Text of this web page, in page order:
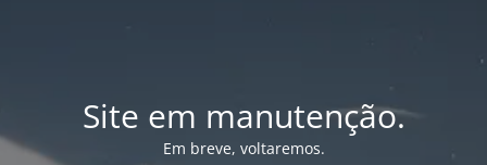
Site em manutenção.
Em breve, voltaremos.